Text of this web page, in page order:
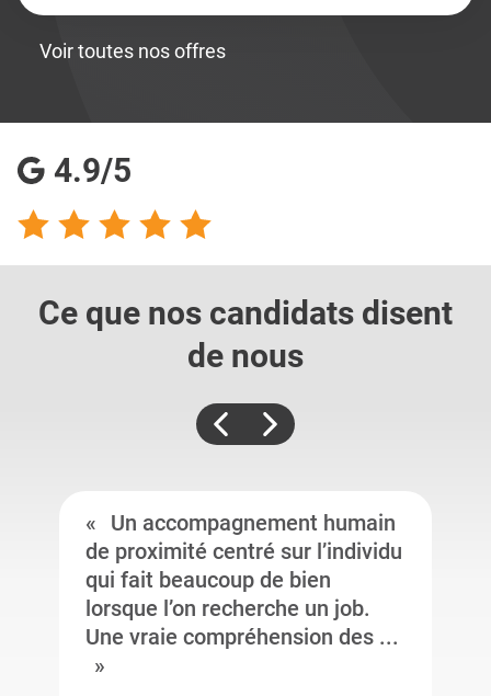
Voir toutes nos offres
4.9/5
Ce que nos candidats disent
de nous
Un accompagnement humain
de proximité centré sur l’individu
qui fait beaucoup de bien
lorsque l’on recherche un job.
Une vraie compréhension des ...